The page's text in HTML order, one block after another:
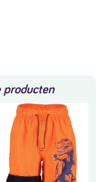
producten